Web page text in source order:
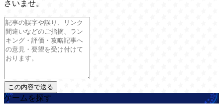
さいませ。
ゲームを探す